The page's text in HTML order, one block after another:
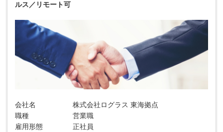
ルス／リモート可
会社名
株式会社ログラス 東海拠点
職種
営業職
雇用形態
正社員